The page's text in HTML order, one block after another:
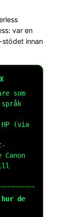
var en
stödet innan
som
(via
de